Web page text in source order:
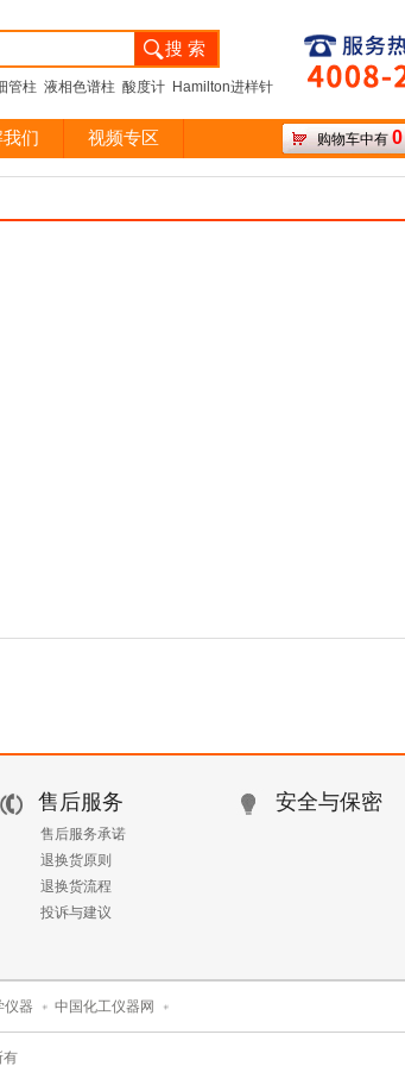
管柱 液相色谱柱 酸度计 Hamilton进样针
我们 视频专区 购物车中有 0
售后服务
售后服务承诺
退换货原则
退换货流程
投诉与建议
安全与保密
仪器 中国化工仪器网
有